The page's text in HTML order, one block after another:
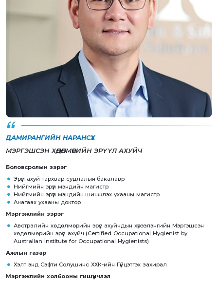
ДАМИРАНГИЙН НАРАНСҮХ
МЭРГЭШСЭН ХӨДӨЛМӨРИЙН ЭРҮҮЛ АХУЙЧ
Боловсролын зэрэг
Эрүүл ахуй-тархвар судлалын бакалавр
Нийгмийн эрүүл мэндийн магистр
Нийгмийн эрүүл мэндийн шинжлэх ухааны магистр
Анагаах ухааны доктор
Мэргэжлийн зэрэг
Австралийн хөдөлмөрийн эрүүл ахуйчдын хүрээлэнгийн Мэргэшсэн
хөдөлмөрийн эрүүл ахуйч (Certified Occupational Hygienist by
Australian Institute for Occupational Hygienists)
Ажлын газар
Хэлт энд Сэфти Солушинс ХХК-ийн Гүйцэтгэх захирал
Мэргэжлийн холбооны гишүүнчлэл